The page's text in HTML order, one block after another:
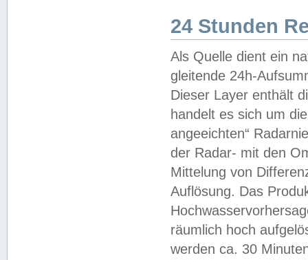
24 Stunden
Als Quelle dient ein
gleitende 24h-
Dieser Layer enthält
handelt es sich um
angeeichten“
der Radar- mit den
Mittelung von
Auflösung. Das
räumlich hoch
werden ca. 30